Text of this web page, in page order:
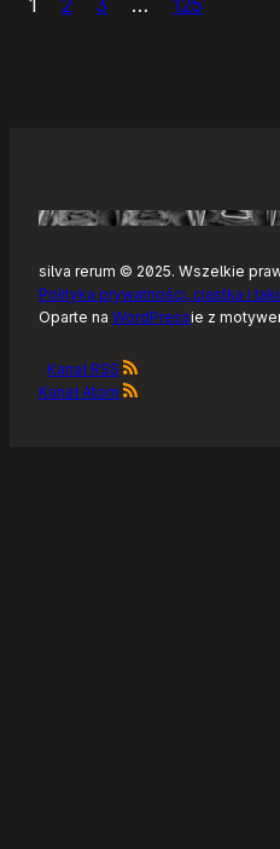
–
Linuksa
silva rerum © 2025. Wszelkie
Polityka prywatności, ciastka i
Oparte na WordPressie z
Kanał RSS
Kanał Atom